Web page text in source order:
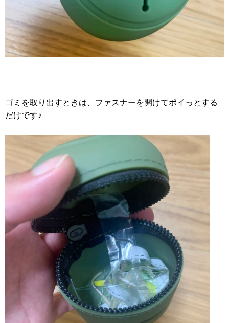
ゴミを取り出すときは、ファスナーを開けてポイっとする
だけです♪